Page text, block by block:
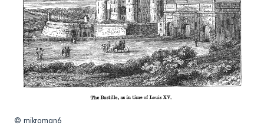
© mikroman6